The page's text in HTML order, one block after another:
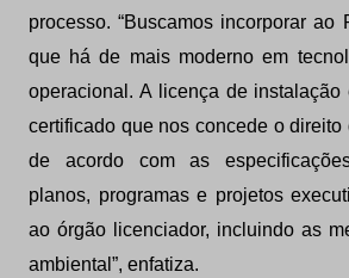
processo. “Buscamos incorporar ao
que há de mais moderno em
operacional. A licença de
certificado que nos concede o
de acordo com as
planos, programas e projetos
ao órgão licenciador, incluindo as
ambiental”, enfatiza.